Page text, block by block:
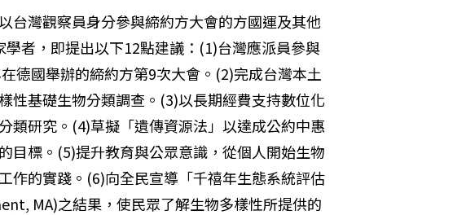
台灣觀察員身分參與締約方大會的方國運及其他
學者，即提出以下12點建議：(1)台灣應派員參與
德國舉辦的締約方第9次大會。(2)完成台灣本土
性基礎生物分類調查。(3)以長期經費支持數位化
類研究。(4)草擬「遺傳資源法」以達成公約中惠
目標。(5)提升教育與公眾意識，從個人開始生物
作的實踐。(6)向全民宣導「千禧年生態系統評估
MA)之結果，使民眾了解生物多樣性所提供的